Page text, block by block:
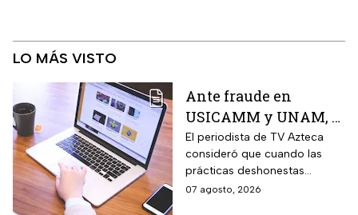
LO MÁS VISTO
Ante fraude en
USICAMM y UNAM, el
reto es fortalecer una
cultura de la
honestidad: Otoniel
Martínez
El periodista de TV Azteca
consideró que cuando las
prácticas deshonestas
comienzas a repetirse en
07 agosto, 2026